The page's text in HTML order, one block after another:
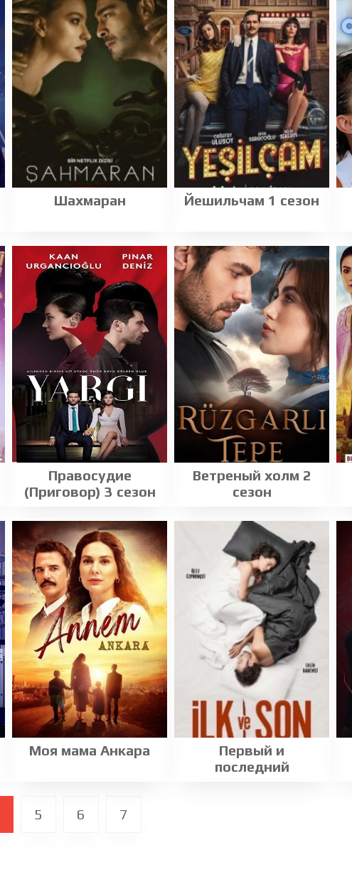
Шахмаран Йешильчам 1 сезон
Правосудие
(Приговор) 3 сезон
Ветреный холм 2
сезон
Моя мама Анкара
Первый и
последний
5 6 7